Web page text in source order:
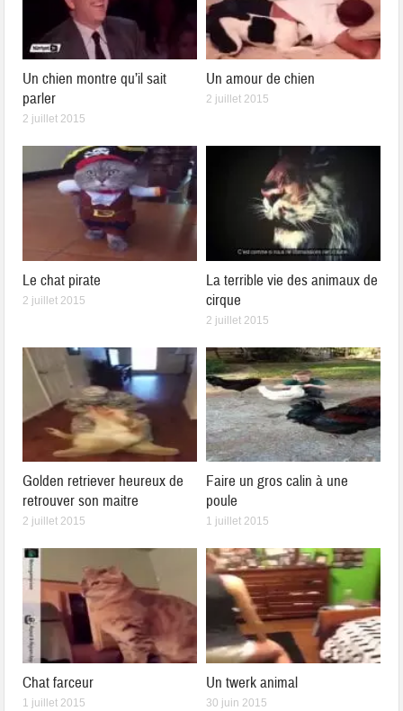
Un chien montre qu’il sait
parler
2 juillet 2015
Un amour de chien
2 juillet 2015
Le chat pirate
2 juillet 2015
La terrible vie des animaux de
cirque
2 juillet 2015
Golden retriever heureux de
retrouver son maitre
2 juillet 2015
Faire un gros calin à une
poule
1 juillet 2015
Chat farceur
1 juillet 2015
Un twerk animal
30 juin 2015